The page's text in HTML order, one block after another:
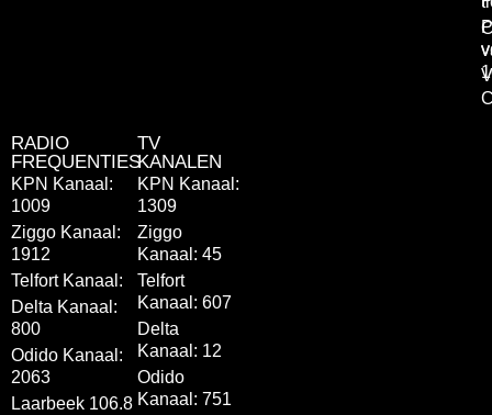
RADIO
FREQUENTIES
KPN Kanaal:
1009
Ziggo Kanaal:
1912
Telfort Kanaal:
Delta Kanaal:
800
Odido Kanaal:
2063
Laarbeek 106.8
TV
KANALEN
KPN Kanaal:
1309
Ziggo
Kanaal: 45
Telfort
Kanaal: 607
Delta
Kanaal: 12
Odido
Kanaal: 751